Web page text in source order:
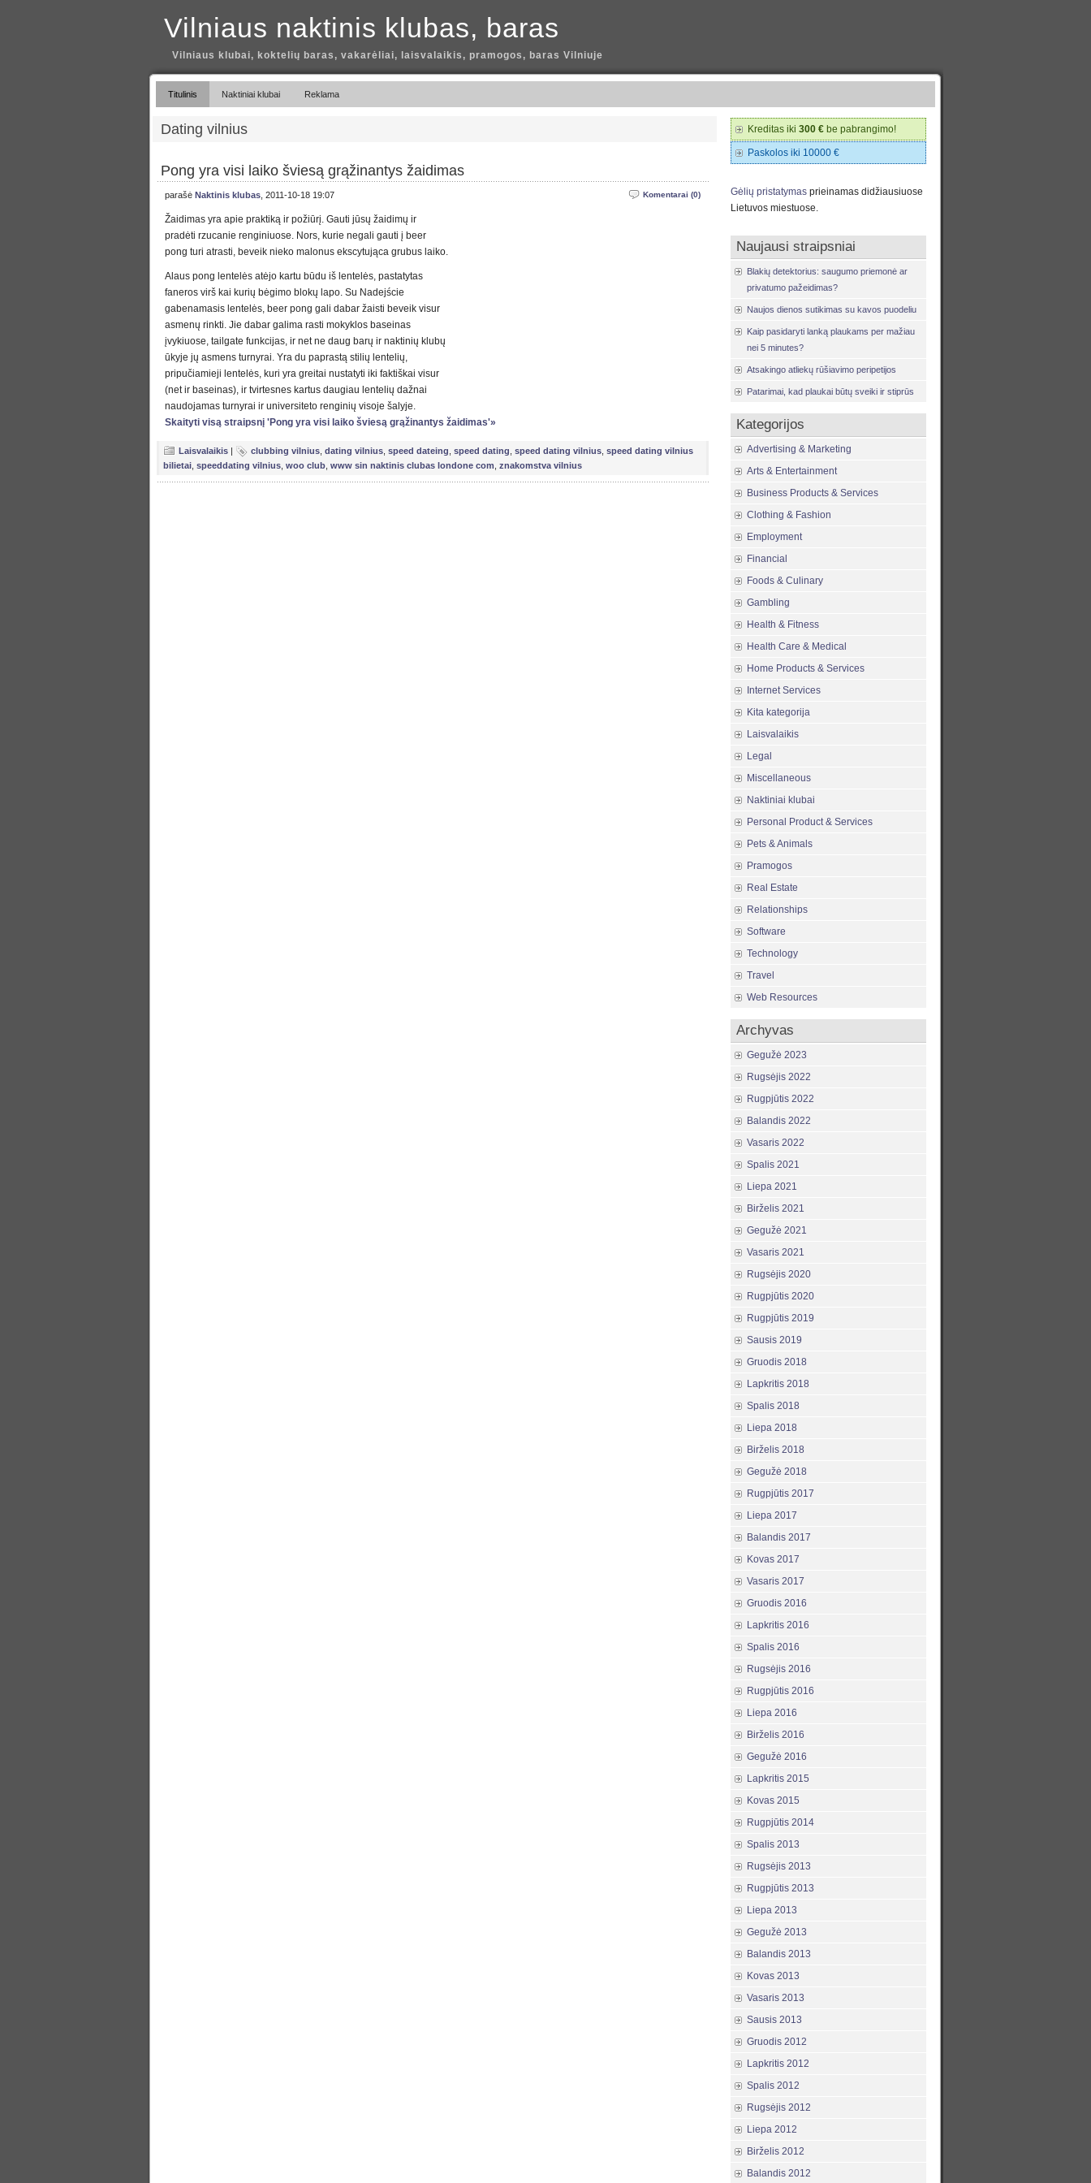
Vilniaus naktinis klubas, baras
Vilniaus klubai, koktelių baras, vakarėliai, laisvalaikis, pramogos, baras Vilniuje
Titulinis Naktiniai klubai Reklama
Dating vilnius
Pong yra visi laiko šviesą grąžinantys žaidimas
Komentarai (0)
parašė Naktinis klubas , 2011-10-18 19:07
Žaidimas yra apie praktiką ir požiūrį. Gauti jūsų žaidimų ir
pradėti rzucanie renginiuose. Nors, kurie negali gauti į beer
pong turi atrasti, beveik nieko malonus ekscytująca grubus laiko.
Alaus pong lentelės atėjo kartu būdu iš lentelės, pastatytas
faneros virš kai kurių bėgimo blokų lapo. Su Nadejście
gabenamasis lentelės, beer pong gali dabar žaisti beveik visur
asmenų rinkti. Jie dabar galima rasti mokyklos baseinas
įvykiuose, tailgate funkcijas, ir net ne daug barų ir naktinių klubų
ūkyje jų asmens turnyrai. Yra du paprastą stilių lentelių,
pripučiamieji lentelės, kuri yra greitai nustatyti iki faktiškai visur
(net ir baseinas), ir tvirtesnes kartus daugiau lentelių dažnai
naudojamas turnyrai ir universiteto renginių visoje šalyje.
Skaityti visą straipsnį 'Pong yra visi laiko šviesą grąžinantys žaidimas'»
Laisvalaikis | clubbing vilnius dating vilnius speed dateing speed dating speed dating vilnius speed dating vilnius
bilietai speeddating vilnius woo club www sin naktinis clubas londone com znakomstva vilnius
Kreditas iki 300 € be pabrangimo!
Paskolos iki 10000 €
Gėlių pristatymas prieinamas didžiausiuose
Lietuvos miestuose.
Naujausi straipsniai
Blakių detektorius: saugumo priemonė ar
privatumo pažeidimas?
Naujos dienos sutikimas su kavos puodeliu
Kaip pasidaryti lanką plaukams per mažiau
nei 5 minutes?
Atsakingo atliekų rūšiavimo peripetijos
Patarimai, kad plaukai būtų sveiki ir stiprūs
Kategorijos
Advertising & Marketing
Arts & Entertainment
Business Products & Services
Clothing & Fashion
Employment
Financial
Foods & Culinary
Gambling
Health & Fitness
Health Care & Medical
Home Products & Services
Internet Services
Kita kategorija
Laisvalaikis
Legal
Miscellaneous
Naktiniai klubai
Personal Product & Services
Pets & Animals
Pramogos
Real Estate
Relationships
Software
Technology
Travel
Web Resources
Archyvas
Gegužė 2023
Rugsėjis 2022
Rugpjūtis 2022
Balandis 2022
Vasaris 2022
Spalis 2021
Liepa 2021
Birželis 2021
Gegužė 2021
Vasaris 2021
Rugsėjis 2020
Rugpjūtis 2020
Rugpjūtis 2019
Sausis 2019
Gruodis 2018
Lapkritis 2018
Spalis 2018
Liepa 2018
Birželis 2018
Gegužė 2018
Rugpjūtis 2017
Liepa 2017
Balandis 2017
Kovas 2017
Vasaris 2017
Gruodis 2016
Lapkritis 2016
Spalis 2016
Rugsėjis 2016
Rugpjūtis 2016
Liepa 2016
Birželis 2016
Gegužė 2016
Lapkritis 2015
Kovas 2015
Rugpjūtis 2014
Spalis 2013
Rugsėjis 2013
Rugpjūtis 2013
Liepa 2013
Gegužė 2013
Balandis 2013
Kovas 2013
Vasaris 2013
Sausis 2013
Gruodis 2012
Lapkritis 2012
Spalis 2012
Rugsėjis 2012
Liepa 2012
Birželis 2012
Balandis 2012